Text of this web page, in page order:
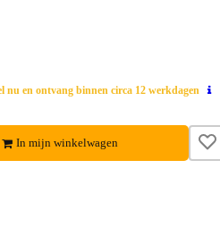
nu en ontvang binnen circa 12 werkdagen
In mijn winkelwagen